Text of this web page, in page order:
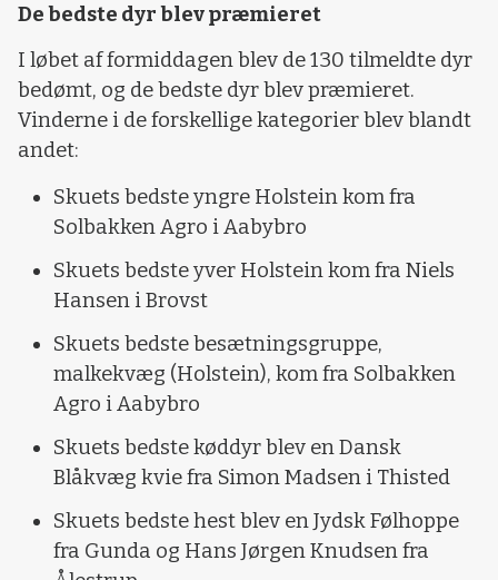
De bedste dyr blev præmieret
I løbet af formiddagen blev de 130 tilmeldte dyr
bedømt, og de bedste dyr blev præmieret.
Vinderne i de forskellige kategorier blev blandt
andet:
Skuets bedste yngre Holsteinkom fra
Solbakken Agro i Aabybro
Skuets bedste yver Holsteinkom fra Niels
Hansen i Brovst
Skuets bedste besætningsgruppe,
malkekvæg (Holstein), kom fra Solbakken
Agro i Aabybro
Skuets bedste køddyrblev en Dansk
Blåkvæg kvie fra Simon Madsen i Thisted
Skuets bedste hest blev en Jydsk Følhoppe
fra Gunda og Hans Jørgen Knudsen fra